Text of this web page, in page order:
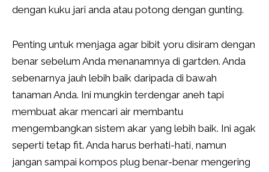
dengan kuku jari anda atau potong dengan gunting.
Penting untuk menjaga agar bibit yoru disiram dengan
benar sebelum Anda menanamnya di gartden. Anda
sebenarnya jauh lebih baik daripada di bawah
tanaman Anda. Ini mungkin terdengar aneh tapi
membuat akar mencari air membantu
mengembangkan sistem akar yang lebih baik. Ini agak
seperti tetap fit. Anda harus berhati-hati, namun
jangan sampai kompos plug benar-benar mengering